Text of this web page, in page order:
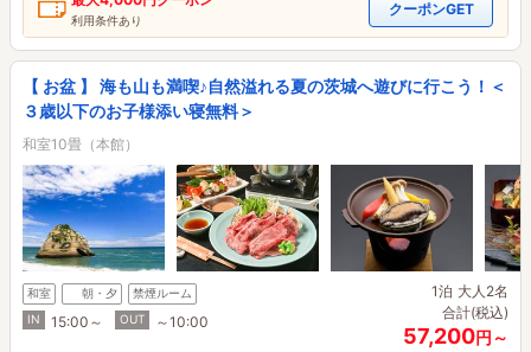
利用条件あり
クーポンGET
【 お盆 】 海も山も満喫♪自然溢れる夏の茨城へ遊びに行こう！＜
３歳以下のお子様添い寝無料＞
和室10畳（本館）
和室 朝・夕
禁煙ルーム
IN
15:00～ OUT ～10:00
1泊 大人2名
合計(税込)
57,200円～